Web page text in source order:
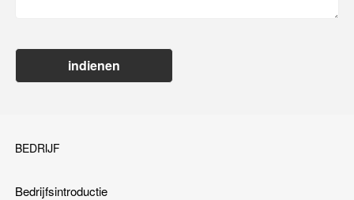
indienen
BEDRIJF
Bedrijfsintroductie